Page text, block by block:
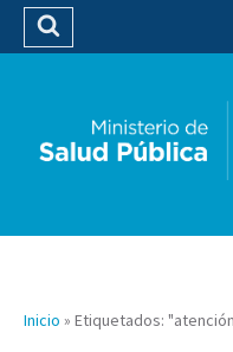
Buscar
Inicio » Etiquetados: